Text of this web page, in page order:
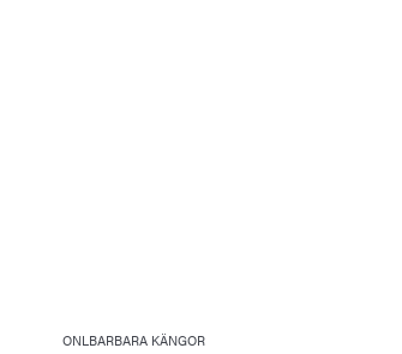
ONLBARBARA KÄNGOR